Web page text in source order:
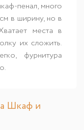
пенал, много
в ширину, но в
места в
их сложить.
фурнитура
Шкаф и